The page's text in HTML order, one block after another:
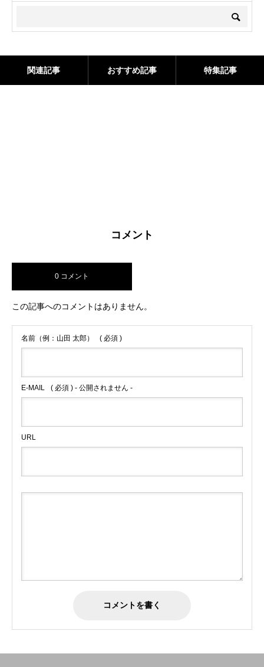
関連記事 おすすめ記事 特集記事
コメント
0 コメント
この記事へのコメントはありません。
名前（例：山田 太郎） ( 必須 )
E-MAIL ( 必須 ) - 公開されません -
URL